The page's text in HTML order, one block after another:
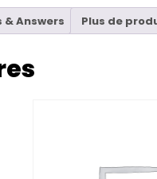
& Answers Plus de